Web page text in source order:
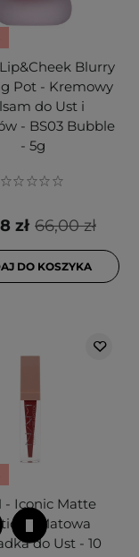
Blurry
Pot - Kremowy
do Ust i
- BS03 Bubble
- 5g
66,00 zł
zł
DO KOSZYKA
- Iconic Matte
- Matowa
do Ust - 10